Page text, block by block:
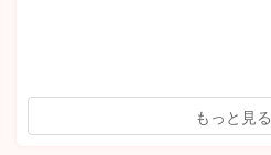
もっと見る